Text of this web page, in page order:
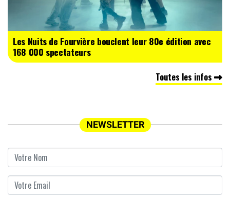
Les Nuits de Fourvière bouclent leur 80e édition avec
168 000 spectateurs
Toutes les infos
NEWSLETTER